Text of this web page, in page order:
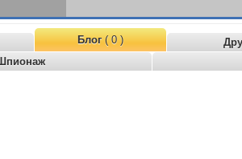
Блог( 0 )